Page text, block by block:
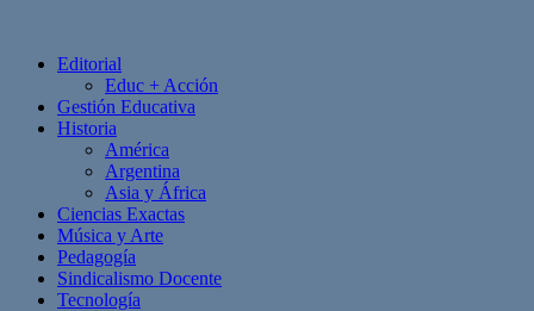
Editorial
Educ + Acción
Gestión Educativa
Historia
América
Argentina
Asia y África
Ciencias Exactas
Música y Arte
Pedagogía
Sindicalismo Docente
Tecnología